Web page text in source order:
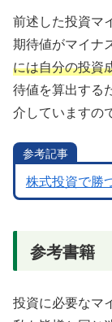
前述した投資マ
期待値がマイナ
には自分の投資
待値を算出する
介していますの
参考記事
株式投資で勝
参考書籍
投資に必要なマ